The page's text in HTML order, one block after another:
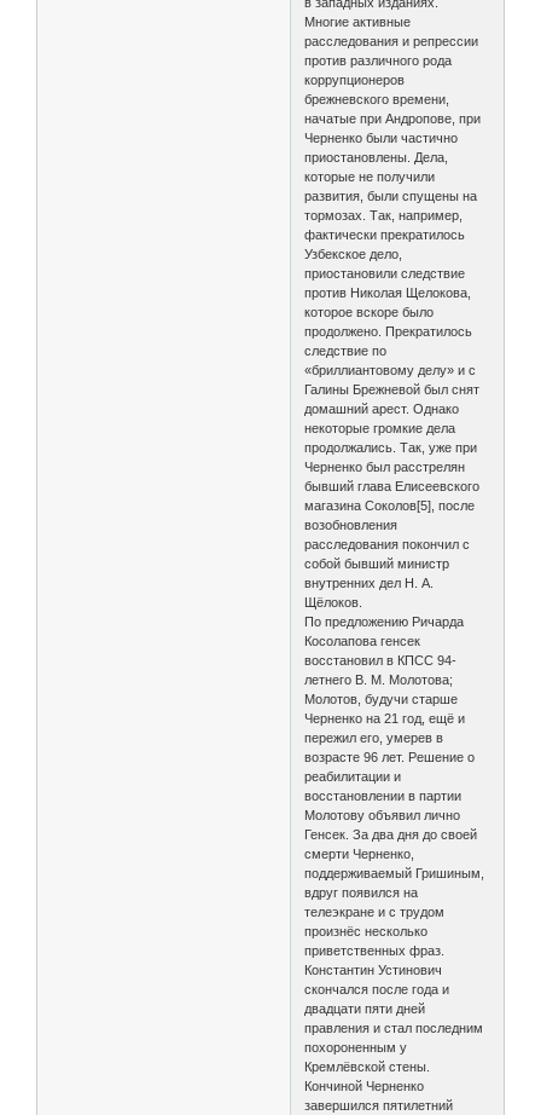
Многие активные
расследования и репрессии
против различного рода
коррупционеров
брежневского времени,
начатые при Андропове, при
Черненко были частично
приостановлены. Дела,
которые не получили
развития, были спущены на
тормозах. Так, например,
фактически прекратилось
Узбекское дело,
приостановили следствие
против Николая Щелокова,
которое вскоре было
продолжено. Прекратилось
следствие по
«бриллиантовому делу» и с
Галины Брежневой был снят
домашний арест. Однако
некоторые громкие дела
продолжались. Так, уже при
Черненко был расстрелян
бывший глава Елисеевского
магазина Соколов[5], после
возобновления
расследования покончил с
собой бывший министр
внутренних дел Н. А.
Щёлоков.
По предложению Ричарда
Косолапова генсек
восстановил в КПСС 94-
летнего В. М. Молотова;
Молотов, будучи старше
Черненко на 21 год, ещё и
пережил его, умерев в
возрасте 96 лет. Решение о
реабилитации и
восстановлении в партии
Молотову объявил лично
Генсек. За два дня до своей
смерти Черненко,
поддерживаемый Гришиным,
вдруг появился на
телеэкране и с трудом
произнёс несколько
приветственных фраз.
Константин Устинович
скончался после года и
двадцати пяти дней
правления и стал последним
похороненным у
Кремлёвской стены.
Кончиной Черненко
завершился пятилетний